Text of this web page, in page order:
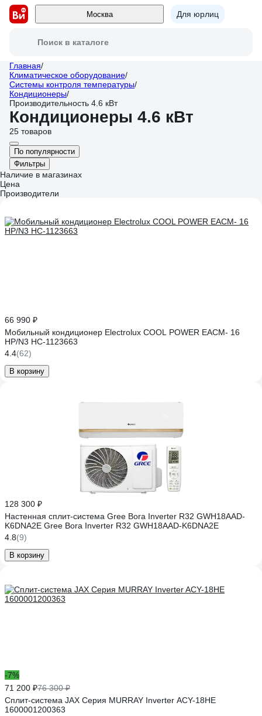
Москва Для юрлиц
Поиск в каталоге
Главная/
Климатическое оборудование/
Системы контроля температуры/
Кондиционеры/
Производительность 4.6 кВт
Кондиционеры 4.6 кВт
25 товаров
По популярности
Фильтры
Наличие в магазинах
Цена
Производители
66 990 ₽
Мобильный кондиционер Electrolux COOL POWER EACM- 16
НP/N3 НС-1123663
4.4(62)
В корзину
128 300 ₽
Настенная сплит-система Gree Bora Inverter R32 GWH18AAD-
K6DNA2E Gree Bora Inverter R32 GWH18AAD-K6DNA2E
4.8(9)
В корзину
-7%
71 200 ₽76 300 ₽
Сплит-система JAX Серия MURRAY Inverter ACY-18HE
1600001200363